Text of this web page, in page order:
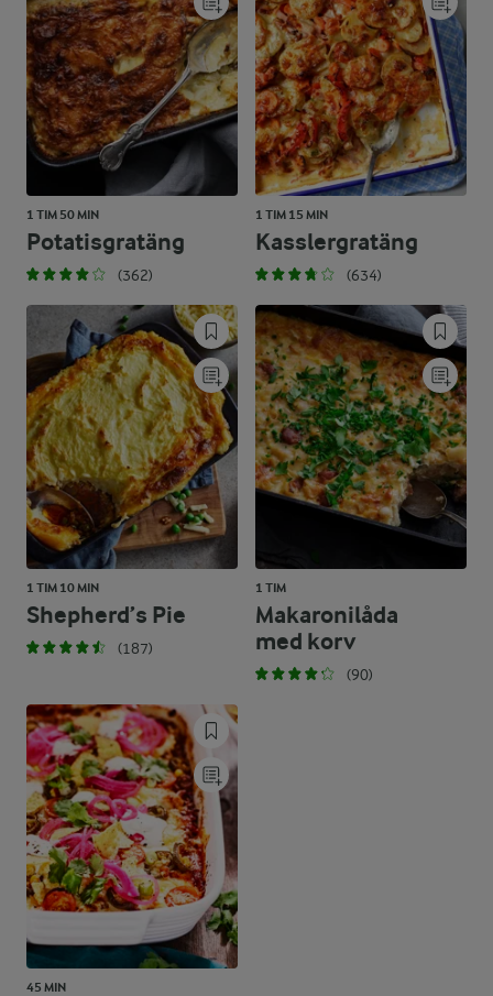
1 TIM 50 MIN
Potatisgratäng
(362)
1 TIM 15 MIN
Kasslergratäng
(634)
1 TIM 10 MIN
Shepherd’s Pie
(187)
1 TIM
Makaronilåda
med korv
(90)
45 MIN